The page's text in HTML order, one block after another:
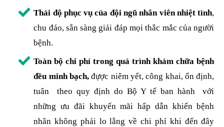
Thái độ phục vụ của đội ngũ nhân viên nhiệt tình,
chu đáo, sẵn sàng giải đáp mọi thắc mắc của người
bệnh.
Toàn bộ chi phí trong quá trình khám chữa bệnh
đều minh bạch,đựợc niêm yết, công khai, ổn định,
tuân theo quy định do Bộ Y tế ban hành với
những ưu đãi khuyến mãi hấp dẫn khiến bệnh
nhân không phải lo lắng về chi phí khi đến đây